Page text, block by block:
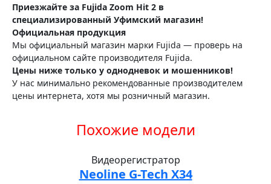
Приезжайте за Fujida Zoom Hit 2 в
специализированный Уфимский магазин!
Официальная продукция
Мы официальный магазин марки Fujida — проверь на
официальном сайте производителя Fujida.
Цены ниже только у однодневок и мошенников!
У нас минимально рекомендованные производителем
цены интернета, хотя мы розничный магазин.
Похожие модели
Видеорегистратор
Neoline G-Tech X34